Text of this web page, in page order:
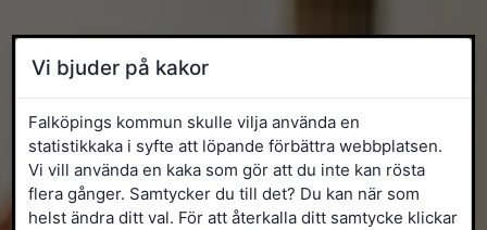
Vi bjuder på kakor
Falköpings kommun skulle vilja använda en
statistikkaka i syfte att löpande förbättra webbplatsen.
Vi vill använda en kaka som gör att du inte kan rösta
flera gånger. Samtycker du till det? Du kan när som
helst ändra ditt val. För att återkalla ditt samtycke klickar